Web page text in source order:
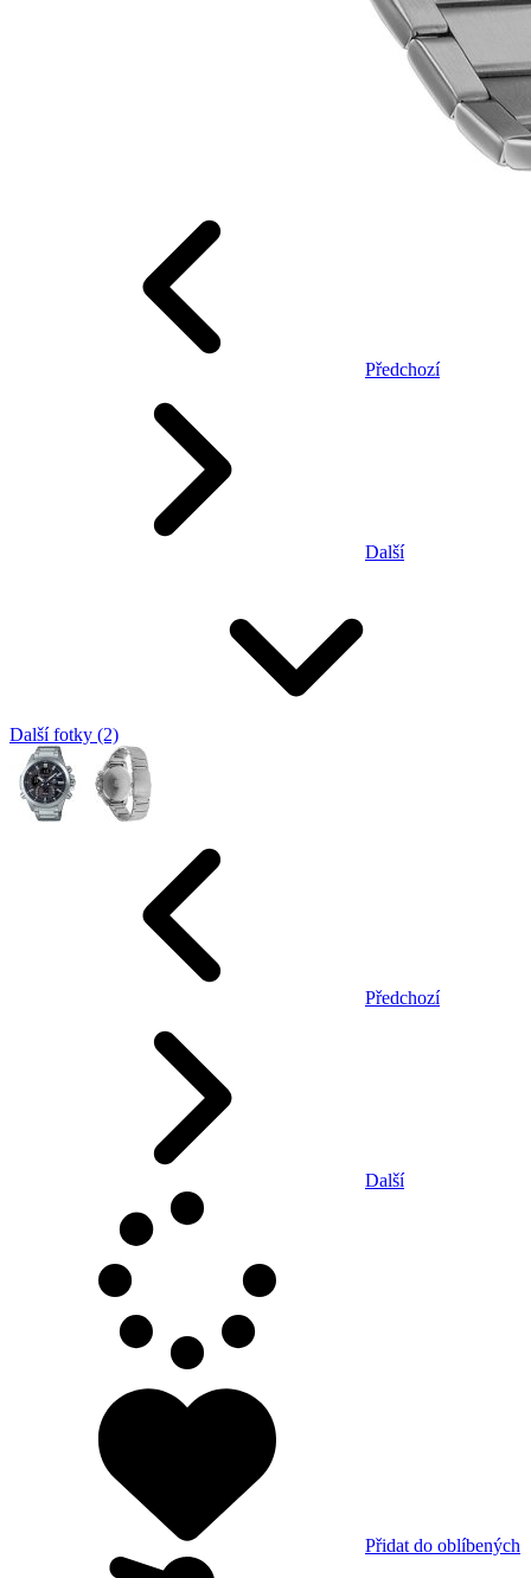
Předchozí
Další
Další fotky (2)
Předchozí
Další
Přidat do oblíbených